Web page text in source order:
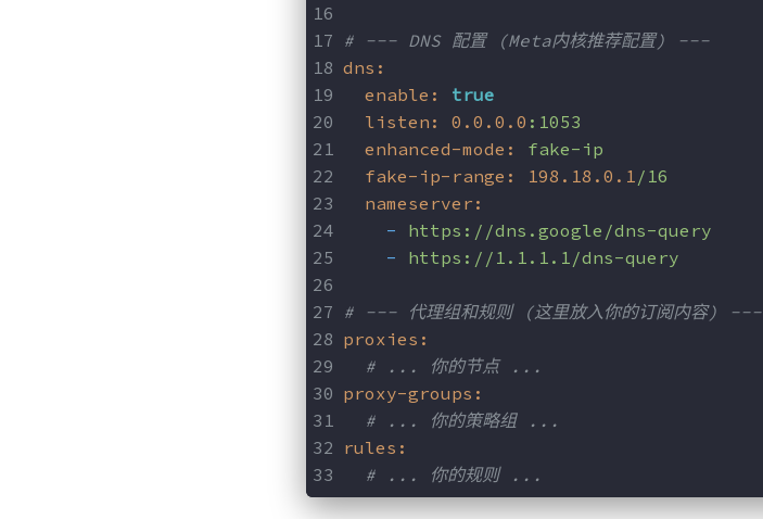
# --- DNS 配置 (Meta内核推荐配置) ---
dns:
enable:
true
listen:
0.0 .0 .0 :1053
enhanced-mode:
fake-ip
fake-ip-range:
198.18 .0 .1 /16
nameserver:
-
https://dns.google/dns-query
-
https://1.1.1.1/dns-query
# --- 代理组和规则 (这里放入你的订阅内容) ---
proxies:
# ... 你的节点 ...
proxy-groups:
# ... 你的策略组 ...
rules:
# ... 你的规则 ...